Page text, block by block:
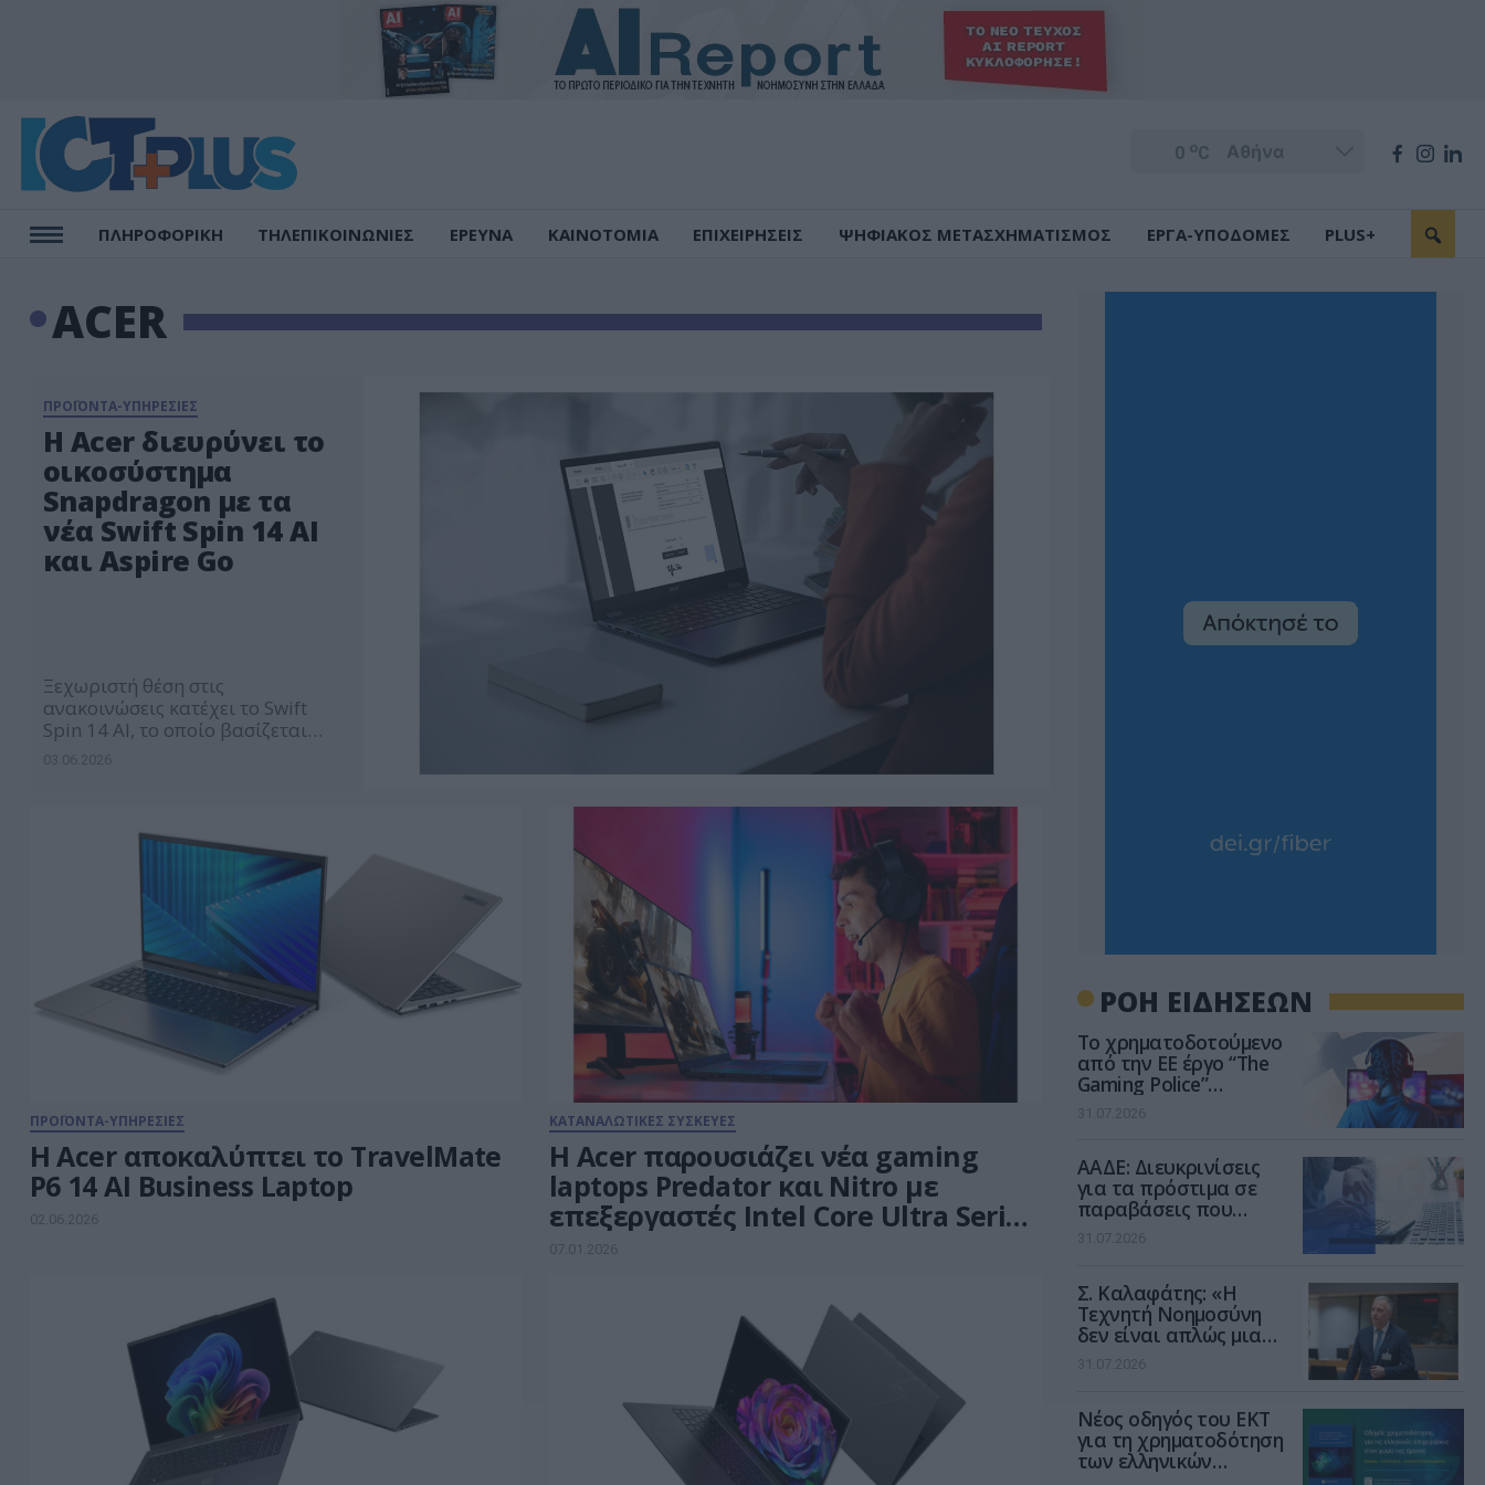
0 oC
ΠΛΗΡΟΦΟΡΙΚΗ ΤΗΛΕΠΙΚΟΙΝΩΝΙΕΣ ΕΡΕΥΝΑ ΚΑΙΝΟΤΟΜΙΑ ΕΠΙΧΕΙΡΗΣΕΙΣ ΨΗΦΙΑΚΟΣ ΜΕΤΑΣΧΗΜΑΤΙΣΜΟΣ ΕΡΓΑ-ΥΠΟΔΟΜΕΣ PLUS+
ACER
ΠΡΟΪΟΝΤΑ-ΥΠΗΡΕΣΙΕΣ
Η Acer διευρύνει το
οικοσύστημα
Snapdragon με τα
νέα Swift Spin 14 AI
και Aspire Go
Ξεχωριστή θέση στις
ανακοινώσεις κατέχει το Swift
Spin 14 AI, το οποίο βασίζεται
υπολογιστών που παρουσιάζει
συσκευή με τον νέο επεξεργαστή
ΠΡΟΪΟΝΤΑ-ΥΠΗΡΕΣΙΕΣ
Η Acer αποκαλύπτει το TravelMate
P6 14 AI Business Laptop
02.06.2026
ΚΑΤΑΝΑΛΩΤΙΚΕΣ ΣΥΣΚΕΥΕΣ
Η Acer παρουσιάζει νέα gaming
laptops Predator και Nitro με
επεξεργαστές Intel Core Ultra Series
307.01.2026
ΡΟΗ ΕΙΔΗΣΕΩΝ
Το χρηματοδοτούμενο
από την ΕΕ έργο “The
Gaming Police”
ενισχύει την ασφάλεια
των παιδιών στο
31.07.2026
ΑΑΔΕ: Διευκρινίσεις
για τα πρόστιμα σε
παραβάσεις που
αφορούν τους ΦΗΜ
31.07.2026
Σ. Καλαφάτης: «Η
Τεχνητή Νοημοσύνη
δεν είναι απλώς μια
νέα τεχνολογία, είναι
μια νέα βιομηχανική
31.07.2026
Νέος οδηγός του ΕΚΤ
για τη χρηματοδότηση
των ελληνικών